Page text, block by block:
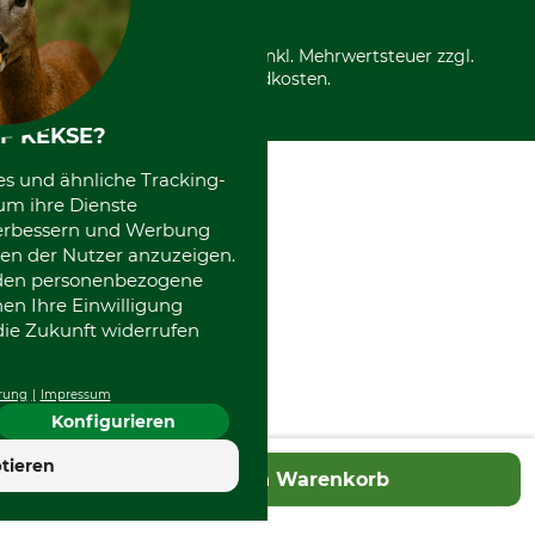
In den Warenkorb
*Alle Preise in Euro und inkl. Mehrwertsteuer zzgl.
Versandkosten.
KEKSE?
und ähnliche Tracking-
ihre Dienste
und Werbung
der Nutzer anzuzeigen.
personenbezogene
Ihre Einwilligung
Zukunft widerrufen
Impressum
Konfigurieren